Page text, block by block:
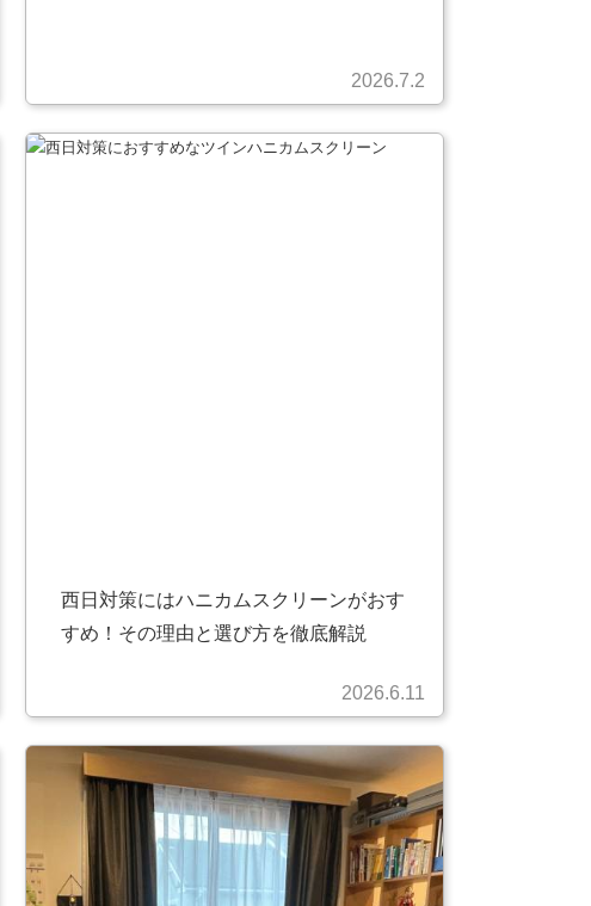
2026.7.2
西日対策にはハニカムスクリーンがおす
すめ！その理由と選び方を徹底解説
2026.6.11